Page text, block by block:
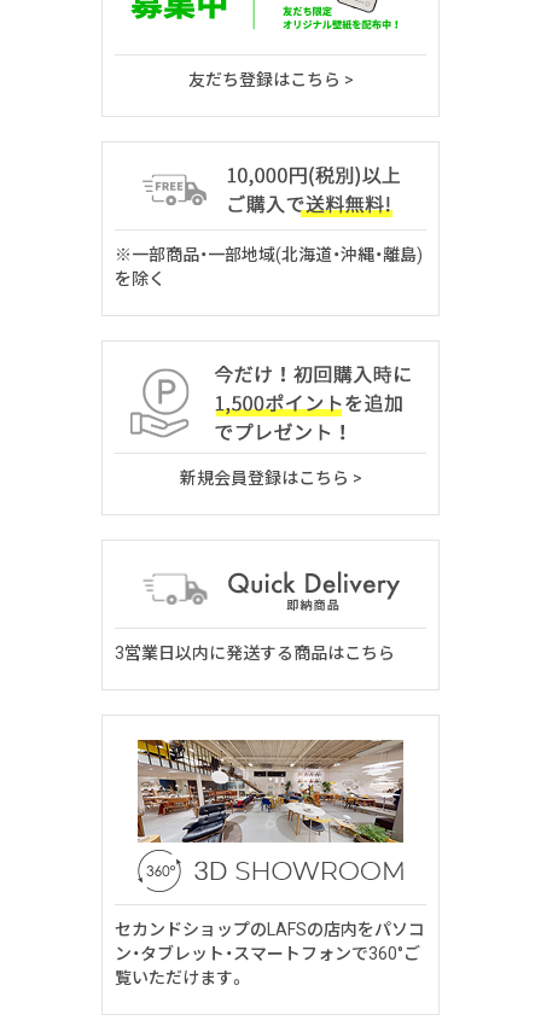
友だち登録はこちら >
※一部商品・一部地域(北海道・沖縄・離島)
を除く
新規会員登録はこちら >
3営業日以内に発送する商品はこちら
セカンドショップのLAFSの店内をパソコ
ン・タブレット・スマートフォンで360°ご
覧いただけます。